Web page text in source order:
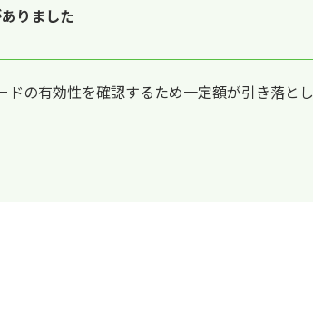
りました
の有効性を確認するため一定額が引き落とし